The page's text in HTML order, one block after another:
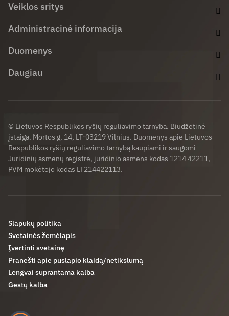
Veiklos sritys
Administracinė informacija
Duomenys
Daugiau
© Lietuvos Respublikos ryšių reguliavimo tarnyba. Biudžetinė
įstaiga. Mortos g. 14, LT-03219 Vilnius. Duomenys apie Lietuvos
Respublikos ryšių reguliavimo tarnybą kaupiami ir saugomi
Juridinių asmenų registre, juridinio asmens kodas 1214 42211,
PVM mokėtojo kodas LT214422113.
Slapukų politika
Svetainės žemėlapis
Įvertinti svetainę
Pranešti apie puslapio klaidą/netikslumą
Lengvai suprantama kalba
Gestų kalba